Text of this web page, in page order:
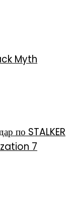
Myth
по STALKER
7